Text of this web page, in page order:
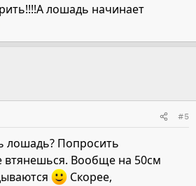
лошадь начинает
#5
лошадь? Попросить
втянешься. Вообще на 50см
Скорее,